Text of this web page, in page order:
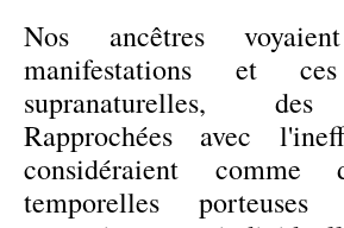
Nos ancêtres
manifestations et
supranaturelles, des
Rapprochées avec
considéraient comme
temporelles porteuses